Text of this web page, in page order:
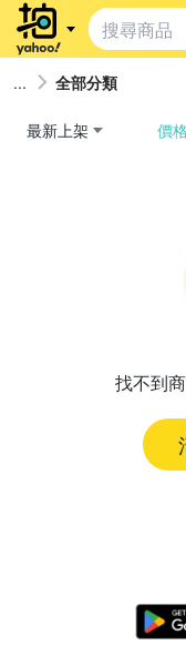
全部分類
最新上架 價
找不到